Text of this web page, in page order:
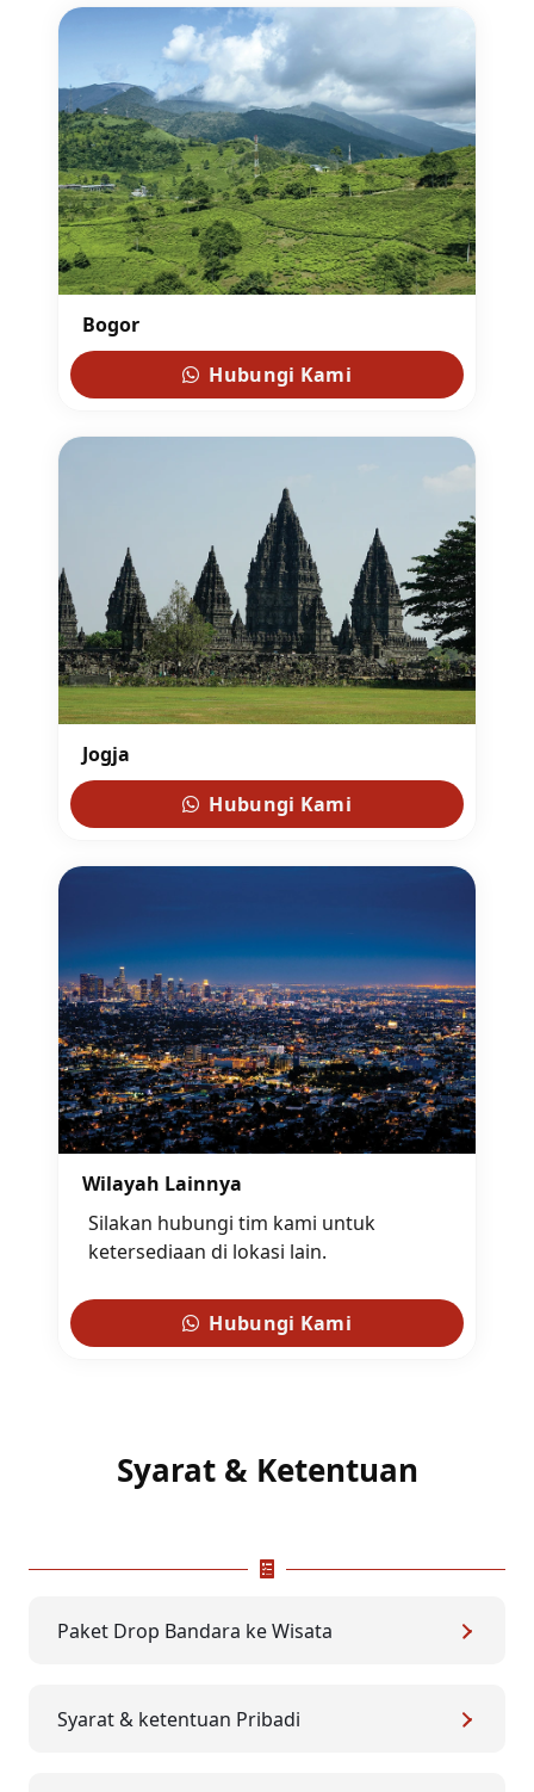
Bogor
Hubungi Kami
Jogja
Hubungi Kami
Wilayah Lainnya
Silakan hubungi tim kami untuk
ketersediaan di lokasi lain.
Hubungi Kami
Syarat & Ketentuan
Paket Drop Bandara ke Wisata
Syarat & ketentuan Pribadi